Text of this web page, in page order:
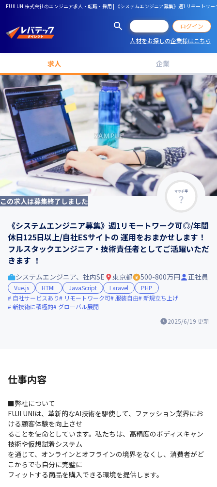
FUJI UNI株式会社のエンジニア求人・転職・採用 | 《システムエンジニア募集》週1リモート
ログイン
人材をお探しの企業様はこちら
求人 企業
マッチ率
この求人は募集終了しました
《システムエンジニア募集》週1リモートワーク可◎/年間
休日125日以上/自社ESサイトの 運用をおまかせします！
フルスタックエンジニア・技術責任者としてご活躍いただ
きます ！
2025/6/19 更新
システムエンジニア、社内SE 東京都 500-800万円 正社員
Vue.js HTML JavaScript Laravel
PHP
自社サービスあり
リモートワーク可 服装自由
新規立ち上げ
新技術に積極的
グローバル展開
仕事内容
■弊社について
FUJI UNIは、革新的なAI技術を駆使して、ファッション業界にお
ける顧客体験を向上させ
ることを使命としています。私たちは、高精度のボディスキャン
技術や仮想試着システム
を通じて、オンラインとオフラインの境界をなくし、消費者がど
こからでも自分に完璧に
フィットする商品を購入できる環境を提供します。